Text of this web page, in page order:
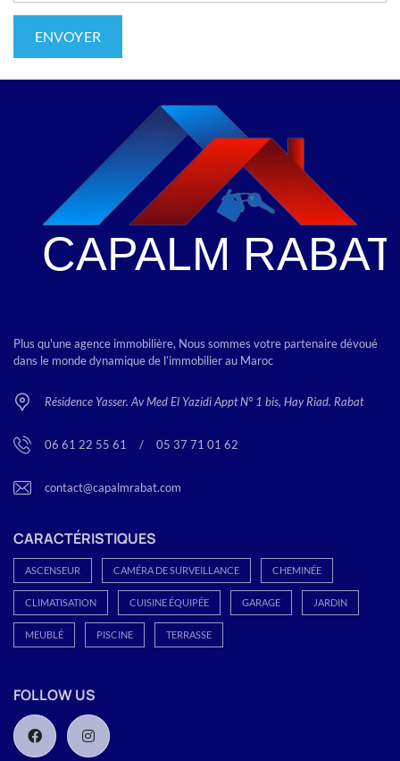
Plus qu'une agence immobilière, Nous sommes votre partenaire dévoué
dans le monde dynamique de l’immobilier au Maroc
Résidence Yasser. Av Med El Yazidi Appt N° 1 bis, Hay Riad. Rabat
06 61 22 55 61 / 05 37 71 01 62
contact@capalmrabat.com
CARACTÉRISTIQUES
ASCENSEUR CAMÉRA DE SURVEILLANCE CHEMINÉE
CLIMATISATION CUISINE ÉQUIPÉE GARAGE JARDIN
MEUBLÉ PISCINE TERRASSE
FOLLOW US